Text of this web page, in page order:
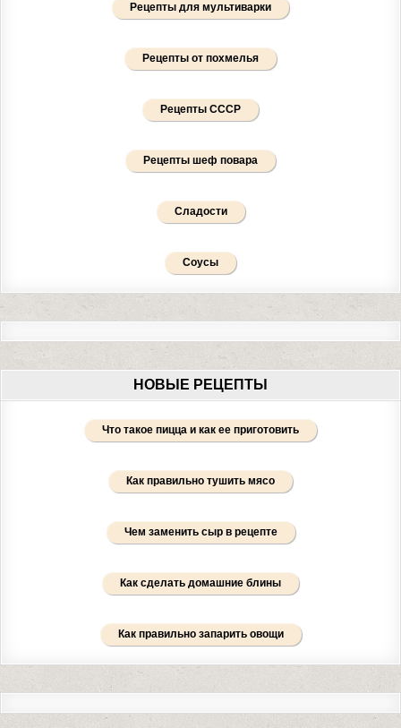
Рецепты для мультиварки
Рецепты от похмелья
Рецепты СССР
Рецепты шеф повара
Сладости
Соусы
НОВЫЕ РЕЦЕПТЫ
Что такое пицца и как ее приготовить
Как правильно тушить мясо
Чем заменить сыр в рецепте
Как сделать домашние блины
Как правильно запарить овощи